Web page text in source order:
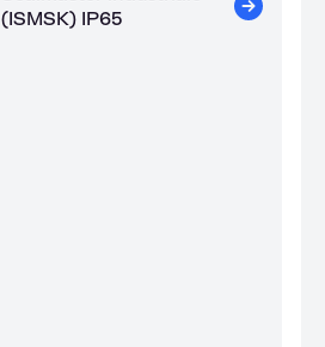
(ISMSK) IP65